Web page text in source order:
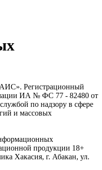
Регистрационный
ИА № ФС 77 - 82480 от
по надзору в сфере
и массовых
продукции 18+
Хакасия, г. Абакан, ул.